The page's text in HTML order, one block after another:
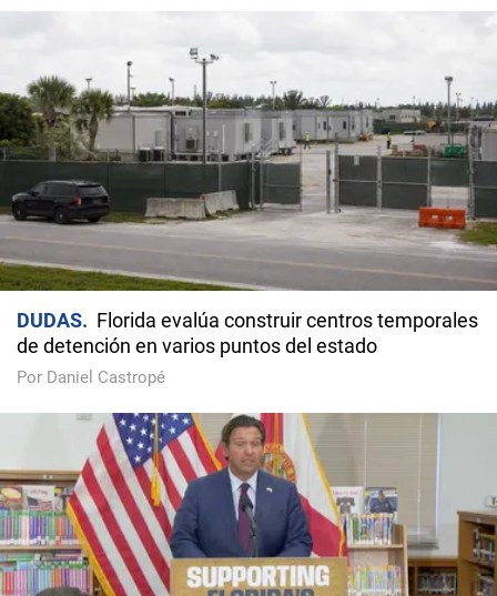
DUDAS
Florida evalúa construir centros temporales
de detención en varios puntos del estado
Por Daniel Castropé